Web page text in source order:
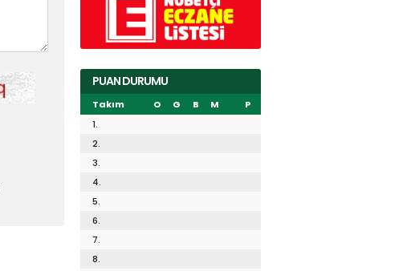
PUAN DURUMU
Takım O G B M
P
1.
2.
3.
4.
5.
6.
7.
8.